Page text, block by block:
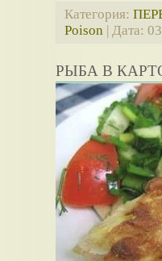
Категория:
Poison | Дата:
РЫБА В